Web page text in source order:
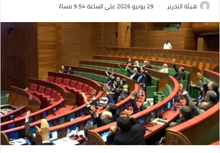
هيئة التحرير 29 يونيو 2026 على الساعة 9:54 مساءً